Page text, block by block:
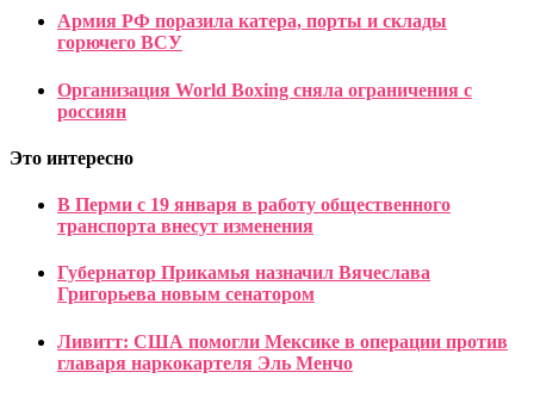
Армия РФ поразила катера, порты и склады
горючего ВСУ
Организация World Boxing сняла ограничения с
россиян
Это интересно
В Перми с 19 января в работу общественного
транспорта внесут изменения
Губернатор Прикамья назначил Вячеслава
Григорьева новым сенатором
Ливитт: США помогли Мексике в операции против
главаря наркокартеля Эль Менчо